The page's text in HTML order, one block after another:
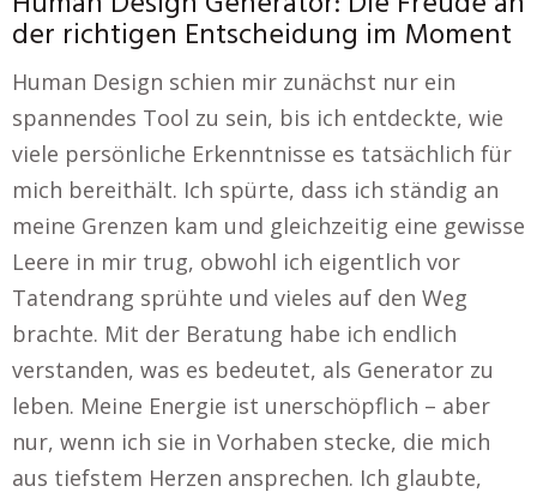
der richtigen Entscheidung im Moment
Human Design schien mir zunächst nur ein
spannendes Tool zu sein, bis ich entdeckte, wie
viele persönliche Erkenntnisse es tatsächlich für
mich bereithält. Ich spürte, dass ich ständig an
meine Grenzen kam und gleichzeitig eine gewisse
Leere in mir trug, obwohl ich eigentlich vor
Tatendrang sprühte und vieles auf den Weg
brachte. Mit der Beratung habe ich endlich
verstanden, was es bedeutet, als Generator zu
leben. Meine Energie ist unerschöpflich – aber
nur, wenn ich sie in Vorhaben stecke, die mich
aus tiefstem Herzen ansprechen. Ich glaubte,